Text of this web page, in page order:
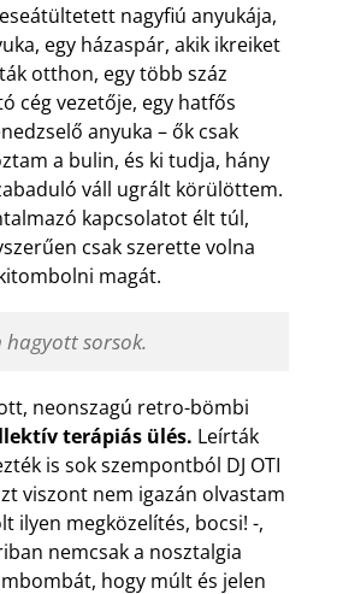
nagyfiú anyukája,
egy házaspár, akik ikreiket
otthon, egy több száz
cég vezetője, egy hatfős
anyuka – ők csak
a bulin, és ki tudja, hány
váll ugrált körülöttem.
kapcsolatot élt túl,
csak szerette volna
magát.
hagyott sorsok.
neonszagú retro-bömbi
terápiás ülés. Leírták
is sok szempontból DJ OTI
viszont nem igazán olvastam
ilyen megközelítés, bocsi! -,
nemcsak a nosztalgia
hogy múlt és jelen